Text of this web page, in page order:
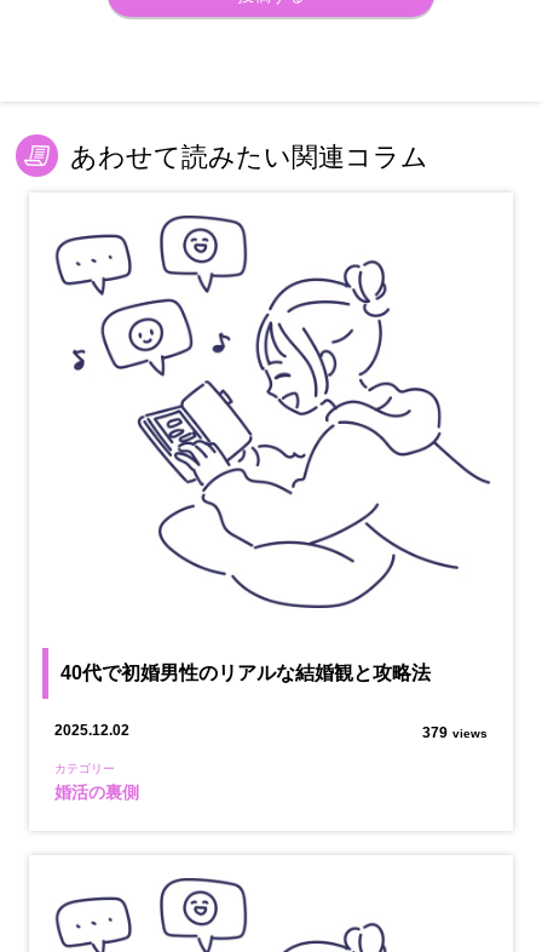
あわせて読みたい関連コラム
40代で初婚男性のリアルな結婚観と攻略法
2025.12.02 379 views
カテゴリー
婚活の裏側